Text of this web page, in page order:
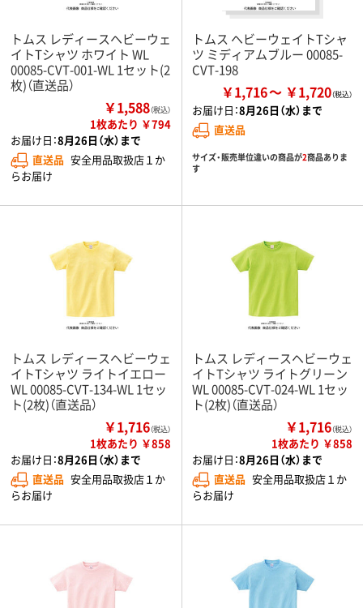
トムス レディースヘビーウェ
イトTシャツ ホワイト WL
00085-CVT-001-WL 1セット(2
枚)（直送品）
￥1,588（税込）
1枚あたり ￥794
お届け日：8月26日（水）まで
直送品 安全用品取扱店１か
らお届け
トムス ヘビーウェイトTシャ
ツ ミディアムブルー 00085-
CVT-198
￥1,716 ￥1,720
お届け日：8月26日（水）まで
直送品
サイズ・販売単位違いの商品が2商品ありま
す
トムス レディースヘビーウェ
イトTシャツ ライトイエロー
WL 00085-CVT-134-WL 1セッ
ト(2枚)（直送品）
￥1,716（税込）
1枚あたり ￥858
お届け日：8月26日（水）まで
直送品 安全用品取扱店１か
らお届け
トムス レディースヘビーウェ
イトTシャツ ライトグリーン
WL 00085-CVT-024-WL 1セッ
ト(2枚)（直送品）
￥1,716（税込）
1枚あたり ￥858
お届け日：8月26日（水）まで
直送品 安全用品取扱店１か
らお届け